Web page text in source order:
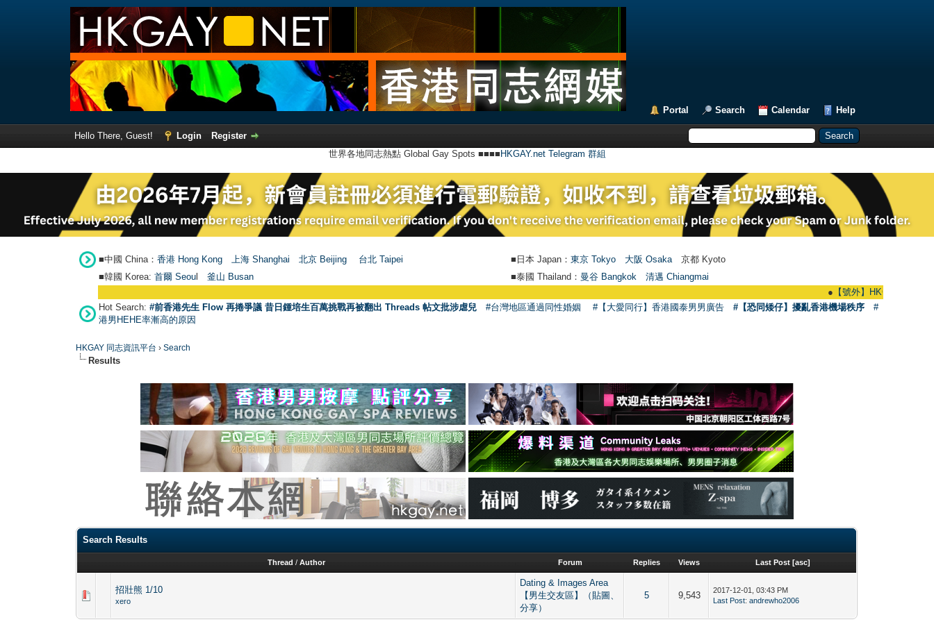
Portal Search Calendar Help
Hello There, Guest! Login
Register
世界各地同志熱點 Global Gay Spots ■■■■ HKGAY.net Telegram 群組
■中國 China： 香港 Hong Kong 上海 Shanghai 北京 Beijing 台北 Taipei ■日本 Japan： 東京 Tokyo 大阪 Osaka 京都 Kyoto
■韓國 Korea: 首爾 Seou 釜山 Busan ■泰國 Thailand： 曼谷 Bangkok
清邁 Chiangmai
【號外】HKGAY.net已啟
Hot Search: #前香港先生 Flow 再捲爭議 昔日鍾培生百萬挑戰再被翻出 Threads 帖文批涉虐兒 #台灣地區通過同性婚姻 #【大愛同行】香港國泰男男廣告 #【恐同矮仔】擾亂香港機場秩序
#
港男HEHE率漸高的原因
HKGAY 同志資訊平台 ›Search
Results
Search Results
Thread /Author Forum Replies Views Last Post [asc]
招壯熊 1/10
xero
Dating & Images Area
【男生交友區】（貼圖、
分享）
5 9,543
2017-12-01, 03:43 PM
Last Post:andrewho2006